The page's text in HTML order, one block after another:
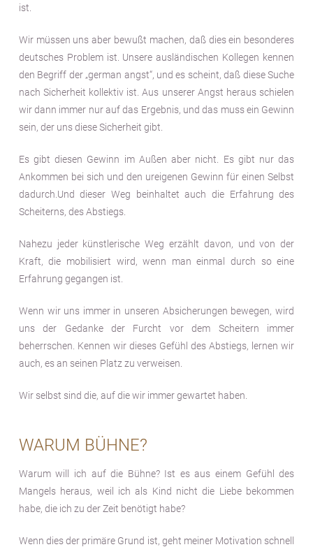
ist.
Wir müssen uns aber bewußt machen, daß dies ein besonderes
deutsches Problem ist. Unsere ausländischen Kollegen kennen
den Begriff der „german angst“, und es scheint, daß diese Suche
nach Sicherheit kollektiv ist. Aus unserer Angst heraus schielen
wir dann immer nur auf das Ergebnis, und das muss ein Gewinn
sein, der uns diese Sicherheit gibt.
Es gibt diesen Gewinn im Außen aber nicht. Es gibt nur das
Ankommen bei sich und den ureigenen Gewinn für einen Selbst
dadurch.Und dieser Weg beinhaltet auch die Erfahrung des
Scheiterns, des Abstiegs.
Nahezu jeder künstlerische Weg erzählt davon, und von der
Kraft, die mobilisiert wird, wenn man einmal durch so eine
Erfahrung gegangen ist.
Wenn wir uns immer in unseren Absicherungen bewegen, wird
uns der Gedanke der Furcht vor dem Scheitern immer
beherrschen. Kennen wir dieses Gefühl des Abstiegs, lernen wir
auch, es an seinen Platz zu verweisen.
Wir selbst sind die, auf die wir immer gewartet haben.
WARUM BÜHNE?
Warum will ich auf die Bühne? Ist es aus einem Gefühl des
Mangels heraus, weil ich als Kind nicht die Liebe bekommen
habe, die ich zu der Zeit benötigt habe?
Wenn dies der primäre Grund ist, geht meiner Motivation schnell